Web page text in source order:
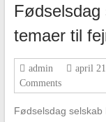
Fødselsdag
temaer til
admin april
Comments
Fødselsdag selskab